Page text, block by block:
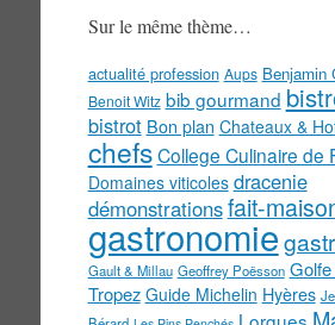
Sur le même thème…
actualité profession Aups Benjamin
Benoit Witz bib gourmand
bistrot Bon plan Chateaux &
chefs College Culinaire de
Domaines viticoles dracenie
démonstrationsfait-
gastronomie
Gault & Millau Geoffrey Poësson
Tropez Guide Michelin Hyères